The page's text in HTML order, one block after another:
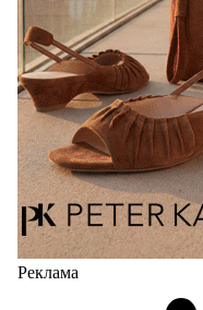
сникерины
кроссовок
Но в модели Miu Miu
05.08.2026 3053
Реклама